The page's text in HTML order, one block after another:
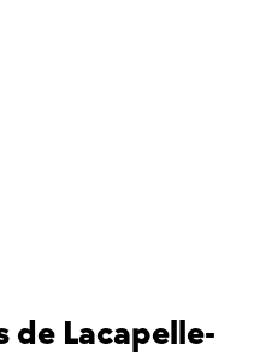
de Lacapelle-